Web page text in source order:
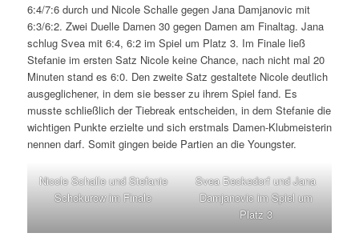
6:4/7:6 durch und Nicole Schalle gegen Jana Damjanovic mit
6:3/6:2. Zwei Duelle Damen 30 gegen Damen am Finaltag. Jana
schlug Svea mit 6:4, 6:2 im Spiel um Platz 3. Im Finale ließ
Stefanie im ersten Satz Nicole keine Chance, nach nicht mal 20
Minuten stand es 6:0. Den zweite Satz gestaltete Nicole deutlich
ausgeglichener, in dem sie besser zu ihrem Spiel fand. Es
musste schließlich der Tiebreak entscheiden, in dem Stefanie die
wichtigen Punkte erzielte und sich erstmals Damen-Klubmeisterin
nennen darf. Somit gingen beide Partien an die Youngster.
Nicole Schalle und Stefanie
Schokurow im Finale
Svea Beckedorf und Jana
Damjanovic im Spiel um
Platz 3